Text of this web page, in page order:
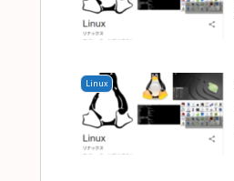
Linux